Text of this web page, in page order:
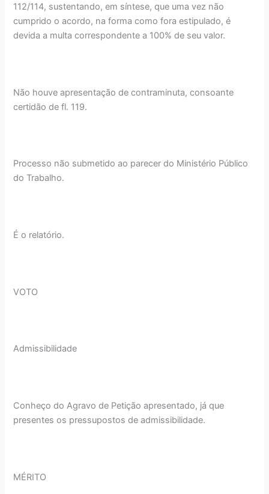
112/114, sustentando, em síntese, que uma vez não
cumprido o acordo, na forma como fora estipulado, é
devida a multa correspondente a 100% de seu valor.
Não houve apresentação de contraminuta, consoante
certidão de fl. 119.
Processo não submetido ao parecer do Ministério Público
do Trabalho.
É o relatório.
VOTO
Admissibilidade
Conheço do Agravo de Petição apresentado, já que
presentes os pressupostos de admissibilidade.
MÉRITO